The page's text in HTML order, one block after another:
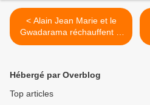
< Alain Jean Marie et le
Gwadarama réchauffent le
Sunside
Hébergé par Overblog
Top articles